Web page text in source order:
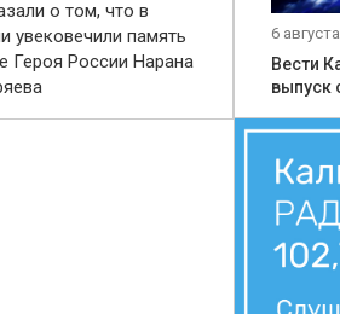
о том, что в
увековечили память
Героя России Нарана
6
Вести
выпуск